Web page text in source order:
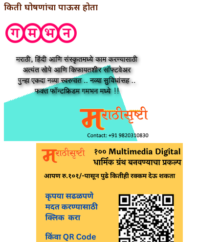
किती घोषणांचा पाऊस होता